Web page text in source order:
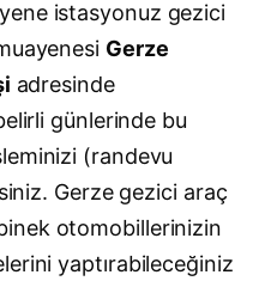
istasyonuz gezici
Gerze
adresinde
günlerinde bu
(randevu
Gerze gezici araç
otomobillerinizin
yaptırabileceğiniz